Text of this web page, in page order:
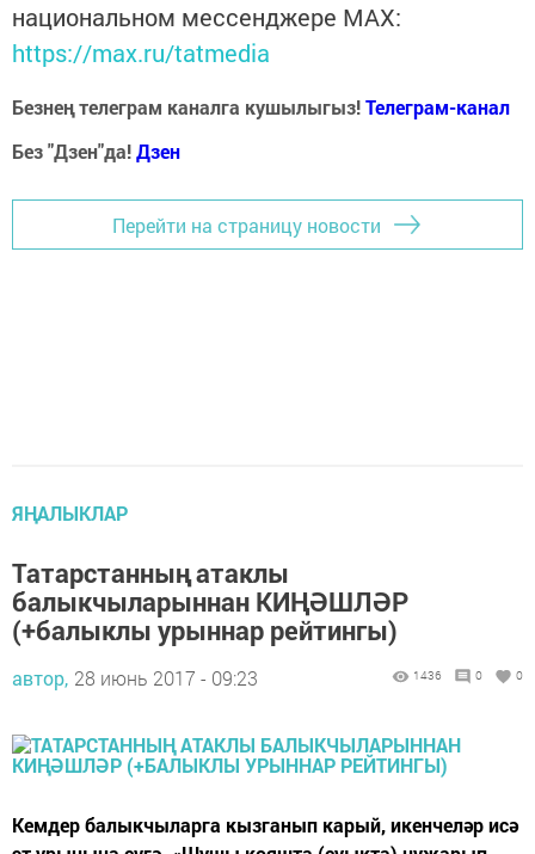
национальном мессенджере MАХ:
https://max.ru/tatmedia
Безнең телеграм каналга кушылыгыз!Телеграм-канал
Без "Дзен"да!Дзен
Перейти на страницу новости
ЯҢАЛЫКЛАР
Татарстанның атаклы
балыкчыларыннан КИҢӘШЛӘР
(+балыклы урыннар рейтингы)
автор, 28 июнь 2017 - 09:23 1436 0 0
Кемдер балыкчыларга кызганып карый, икенчеләр исә